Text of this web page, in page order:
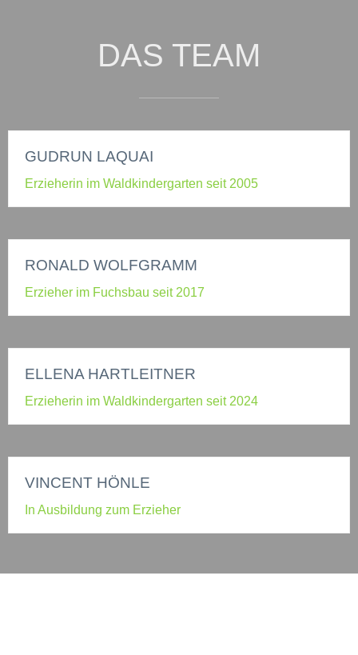
DAS TEAM
GUDRUN LAQUAI
Erzieherin im Waldkindergarten seit 2005
RONALD WOLFGRAMM
Erzieher im Fuchsbau seit 2017
ELLENA HARTLEITNER
Erzieherin im Waldkindergarten seit 2024
VINCENT HÖNLE
In Ausbildung zum Erzieher